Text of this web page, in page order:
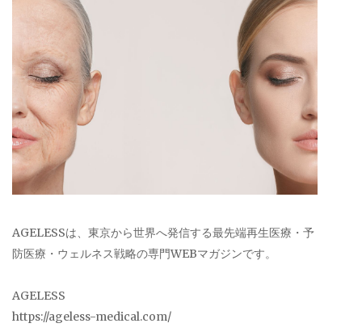
AGELESSは、東京から世界へ発信する最先端再生医療・予
防医療・ウェルネス戦略の専門WEBマガジンです。
AGELESS
https://ageless-medical.com/